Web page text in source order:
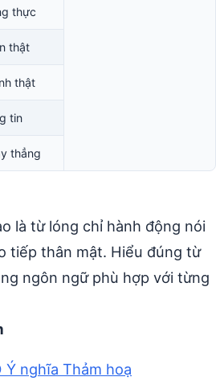
thực
thật
thật
tin
thẳng
là từ lóng chỉ hành động nói
tiếp thân mật. Hiểu đúng từ
ngôn ngữ phù hợp với từng
Ý nghĩa Thảm hoạ